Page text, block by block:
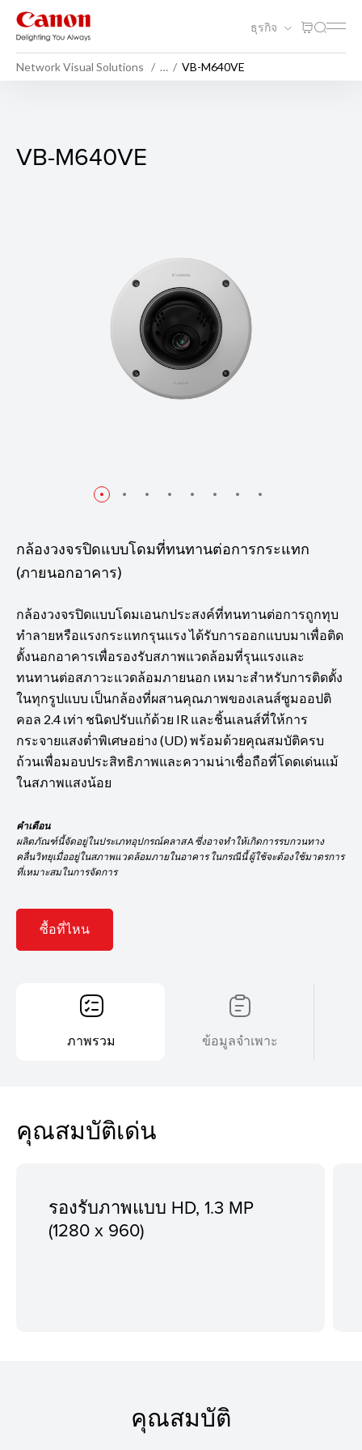
ธุรกิจ
Network Visual Solutions … VB-M640VE
VB-M640VE
VB-M640VE
กล้องวงจรปิดแบบโดมที่ทนทานต่อการกระแทก
(ภายนอกอาคาร)
กล้องวงจรปิดแบบโดมเอนกประสงค์ที่ทนทานต่อการถูกทุบ
ทำลายหรือแรงกระแทกรุนแรง ได้รับการออกแบบมาเพื่อติด
ตั้งนอกอาคารเพื่อรองรับสภาพแวดล้อมที่รุนแรงและ
ทนทานต่อสภาวะแวดล้อมภายนอก เหมาะสำหรับการติดตั้ง
ในทุกรูปแบบ เป็นกล้องที่ผสานคุณภาพของเลนส์ซูมออปติ
คอล 2.4 เท่า ชนิดปรับแก้ด้วย IR และชิ้นเลนส์ที่ให้การ
กระจายแสงต่ำพิเศษอย่าง (UD) พร้อมด้วยคุณสมบัติครบ
ถ้วนเพื่อมอบประสิทธิภาพและความน่าเชื่อถือที่โดดเด่นแม้
ในสภาพแสงน้อย
คำเตือน
ผลิตภัณฑ์นี้จัดอยู่ในประเภทอุปกรณ์คลาส A ซึ่งอาจทำให้เกิดการรบกวนทาง
คลื่นวิทยุเมื่ออยู่ในสภาพแวดล้อมภายในอาคาร ในกรณีนี้ ผู้ใช้จะต้องใช้มาตรการ
ที่เหมาะสมในการจัดการ
ซื้อที่ไหน
ภาพรวม ข้อมูลจำเพาะ
คุณสมบัติเด่น
รองรับภาพแบบ HD, 1.3 MP
(1280 x 960)
คุณสมบัติ